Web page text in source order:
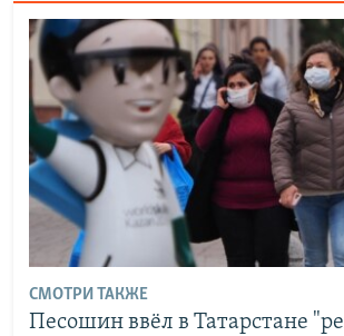
СМОТРИ ТАКЖЕ
Песошин ввёл в Татарстане